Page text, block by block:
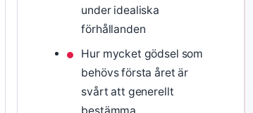
under idealiska
förhållanden
Hur mycket gödsel som
behövs första året är
svårt att generellt